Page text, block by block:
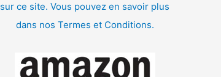
sur ce site. Vous pouvez en savoir plus
dans nos Termes et Conditions.